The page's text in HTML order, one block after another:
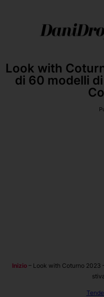
Look with
di 60 modelli
Inizio – Look with Coturno 2023